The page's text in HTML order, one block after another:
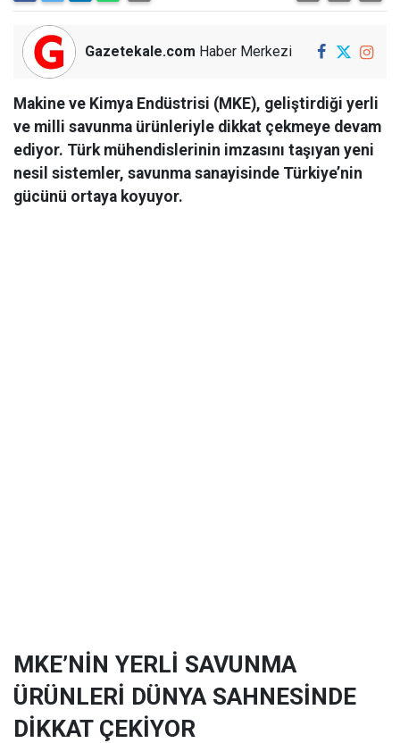
Gazetekale.com Haber Merkezi
Makine ve Kimya Endüstrisi (MKE), geliştirdiği yerli
ve milli savunma ürünleriyle dikkat çekmeye devam
ediyor. Türk mühendislerinin imzasını taşıyan yeni
nesil sistemler, savunma sanayisinde Türkiye’nin
gücünü ortaya koyuyor.
MKE’NİN YERLİ SAVUNMA
ÜRÜNLERİ DÜNYA SAHNESİNDE
DİKKAT ÇEKİYOR